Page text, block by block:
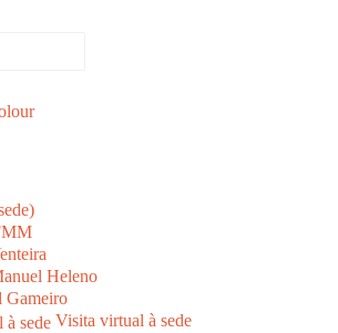
Heleno
Gameiro
Visita virtual à sede